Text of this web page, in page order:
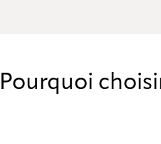
Pourquoi